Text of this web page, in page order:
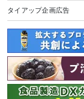
タイアップ企画広告